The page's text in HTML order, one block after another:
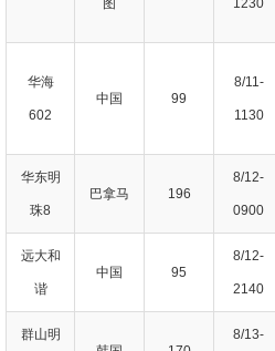
华海
602
中国 99
8/11-
1130
华东明
珠8
巴拿马 196
8/12-
0900
远大和
谐
中国 95
8/12-
2140
群山明
8/13-